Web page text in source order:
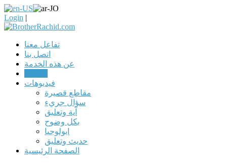
Login |
تفاعل معنا
اتصل بنا
عن هذه الخدمة
فيديوهات
مقاطع قصيرة
سؤال جريء
آية وتعليق
بكل وضوح
ابولوجيا
حديث وتعليق
الصفحة الرئيسية